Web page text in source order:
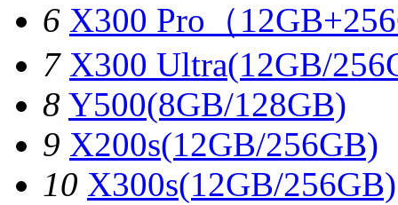
6 X300 Pro（
7 X300 Ultra(12GB/
8 Y500(8GB/128GB)
9 X200s(12GB/256GB)
10 X300s(12GB/256GB)